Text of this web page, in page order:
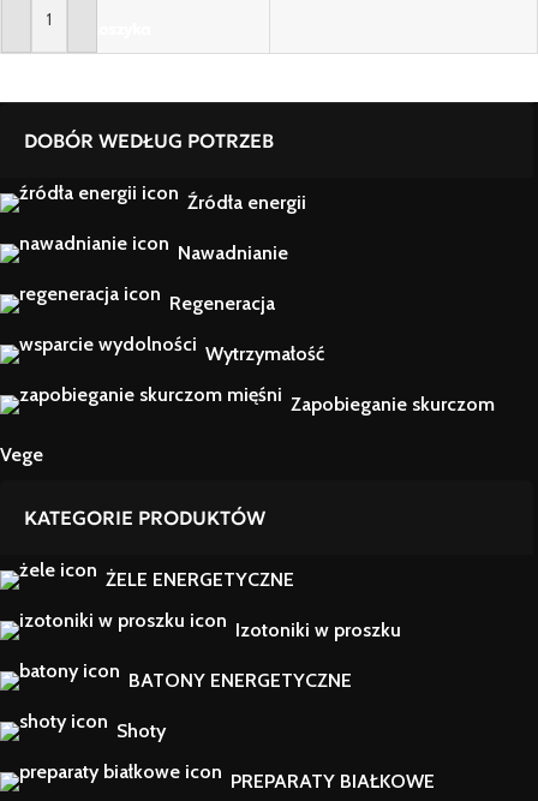
Dodaj Do Koszyka
DOBÓR WEDŁUG POTRZEB
Źródła energii
Nawadnianie
Regeneracja
Wytrzymałość
Zapobieganie skurczom
Vege
KATEGORIE PRODUKTÓW
ŻELE ENERGETYCZNE
Izotoniki w proszku
BATONY ENERGETYCZNE
Shoty
PREPARATY BIAŁKOWE